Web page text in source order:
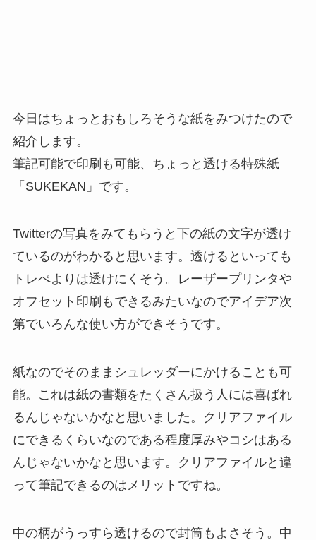
今日はちょっとおもしろそうな紙をみつけたので
紹介します。
筆記可能で印刷も可能、ちょっと透ける特殊紙
「SUKEKAN」です。
Twitterの写真をみてもらうと下の紙の文字が透け
ているのがわかると思います。透けるといっても
トレぺよりは透けにくそう。レーザープリンタや
オフセット印刷もできるみたいなのでアイデア次
第でいろんな使い方ができそうです。
紙なのでそのままシュレッダーにかけることも可
能。これは紙の書類をたくさん扱う人には喜ばれ
るんじゃないかなと思いました。クリアファイル
にできるくらいなのである程度厚みやコシはある
んじゃないかなと思います。クリアファイルと違
って筆記できるのはメリットですね。
中の柄がうっすら透けるので封筒もよさそう。中